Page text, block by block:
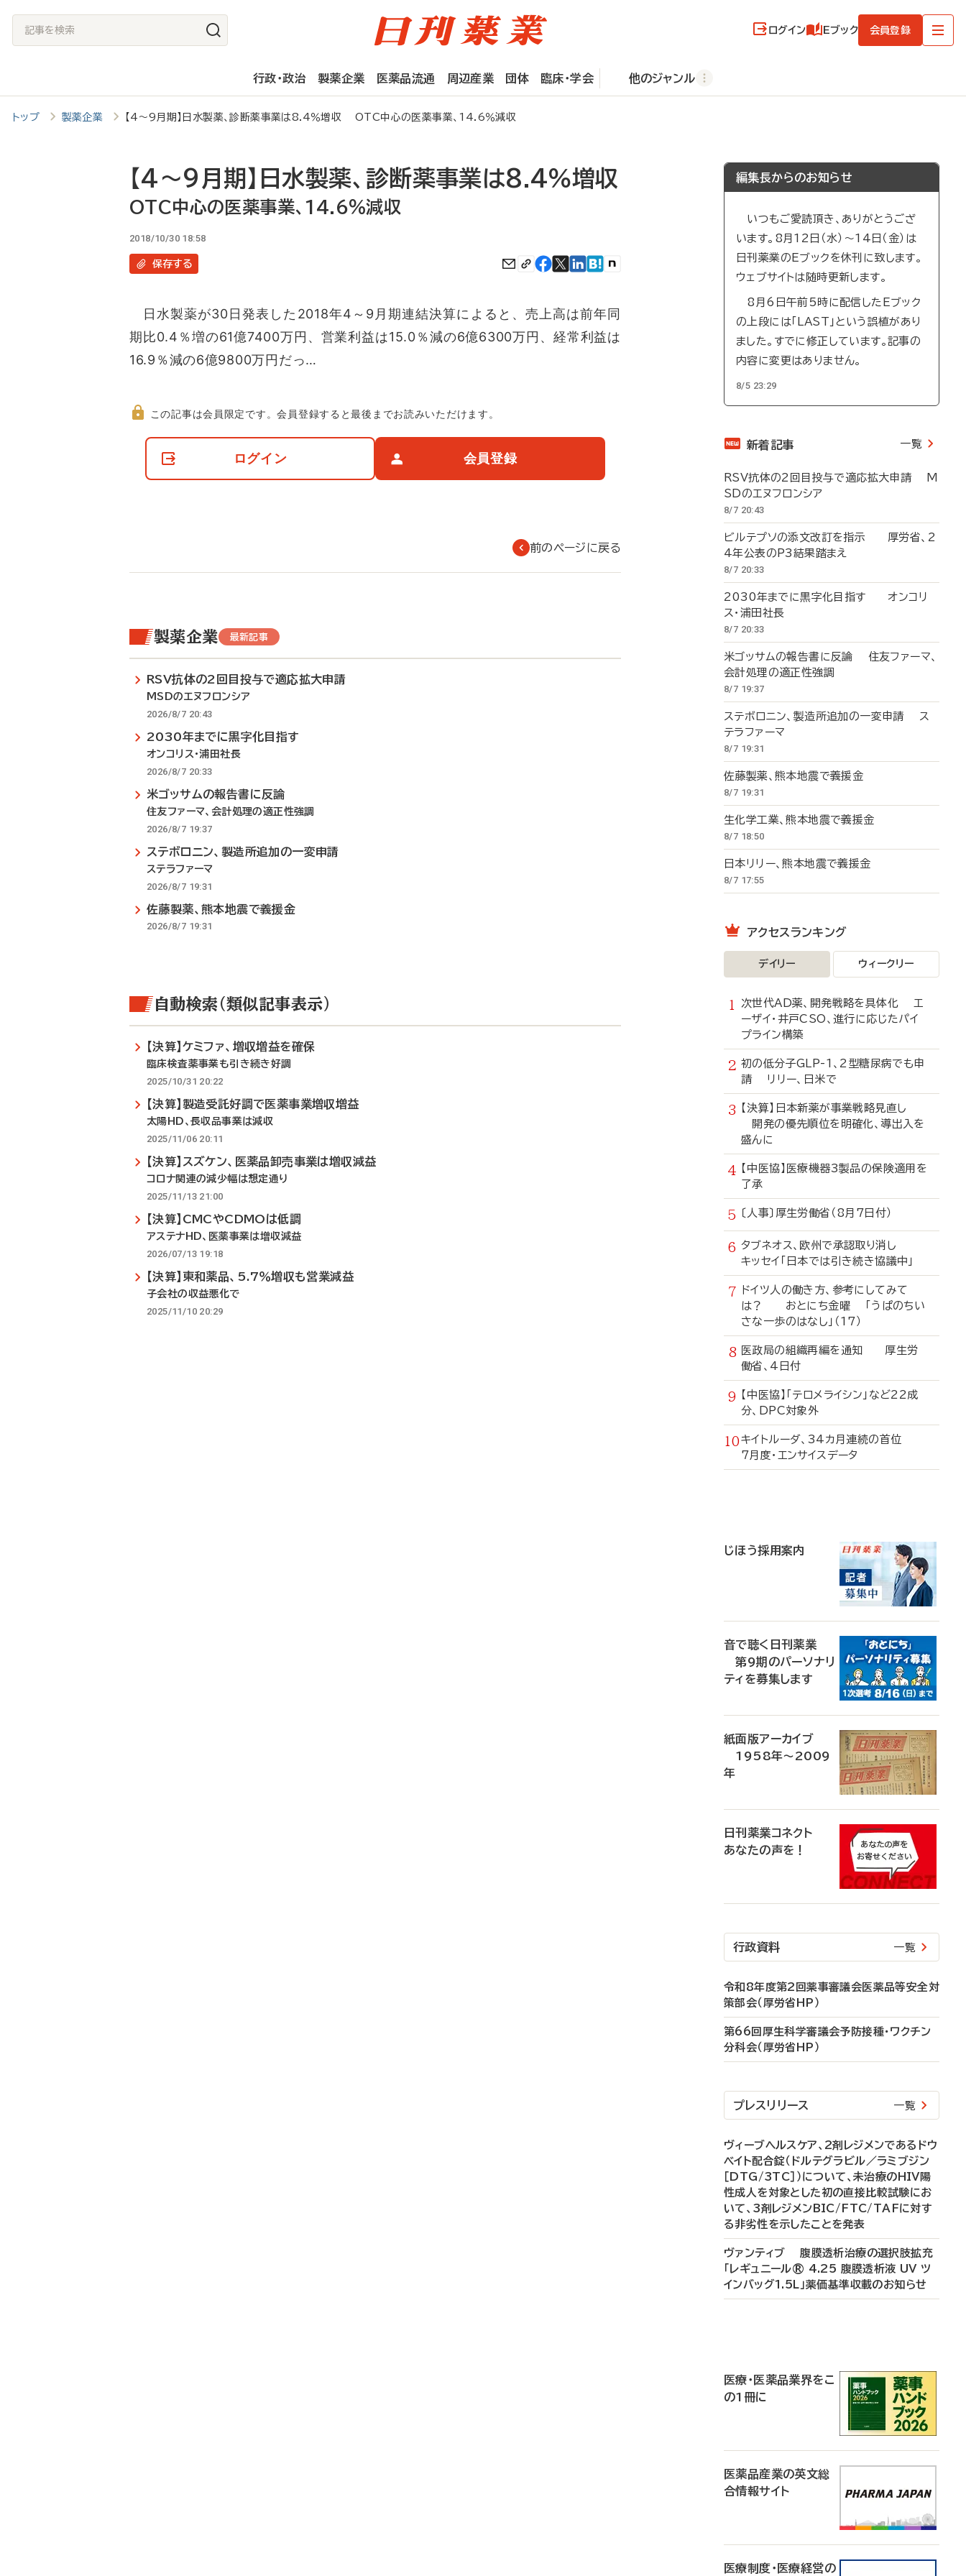
記
事
検
索
ログイン Eブック 会員登録
行政・政治 製薬企業 医薬品流通 周辺産業 団体 臨床・学会 他のジャンル
トップ 製薬企業 【4～9月期】日水製薬、診断薬事業は8.4％増収 OTC中心の医薬事業、14.6％減収
【4～9月期】日水製薬、診断薬事業は8.4％増収
OTC中心の医薬事業、14.6％減収
2018/10/30 18:58
保存する
日水製薬が30日発表した2018年4～9月期連結決算によると、売上高は前年同
期比0.4％増の61億7400万円、営業利益は15.0％減の6億6300万円、経常利益は
16.9％減の6億9800万円だっ…
て
この記事は会員限定です。会員登録すると最後までお読みいただけます。
ログイン 会員登録
前のページに戻る
製薬企業 最新記事
RSV抗体の2回目投与で適応拡大申請
MSDのエヌフロンシア
2026/8/7 20:43
2030年までに黒字化目指す
オンコリス・浦田社長
2026/8/7 20:33
米ゴッサムの報告書に反論
住友ファーマ、会計処理の適正性強調
2026/8/7 19:37
ステボロニン、製造所追加の一変申請
ステラファーマ
2026/8/7 19:31
佐藤製薬、熊本地震で義援金
2026/8/7 19:31
自動検索（類似記事表示）
【決算】ケミファ、増収増益を確保
臨床検査薬事業も引き続き好調
2025/10/31 20:22
【決算】製造受託好調で医薬事業増収増益
太陽HD、長収品事業は減収
2025/11/06 20:11
【決算】スズケン、医薬品卸売事業は増収減益
コロナ関連の減少幅は想定通り
2025/11/13 21:00
【決算】CMCやCDMOは低調
アステナHD、医薬事業は増収減益
2026/07/13 19:18
【決算】東和薬品、5.7％増収も営業減益
子会社の収益悪化で
2025/11/10 20:29
編集長からのお知らせ
いつもご愛読頂き、ありがとうござ
います。8月12日（水）～14日（金）は
日刊薬業のEブックを休刊に致します。
ウェブサイトは随時更新します。
8月6日午前5時に配信したEブック
の上段には「LAST」という誤植があり
ました。すでに修正しています。記事の
内容に変更はありません。
8/5 23:29
新着記事 一覧
RSV抗体の2回目投与で適応拡大申請 M
SDのエヌフロンシア
8/7 20:43
ビルテプソの添文改訂を指示 厚労省、2
4年公表のP3結果踏まえ
8/7 20:33
2030年までに黒字化目指す オンコリ
ス・浦田社長
8/7 20:33
米ゴッサムの報告書に反論 住友ファーマ、
会計処理の適正性強調
8/7 19:37
ステボロニン、製造所追加の一変申請 ス
テラファーマ
8/7 19:31
佐藤製薬、熊本地震で義援金
8/7 19:31
生化学工業、熊本地震で義援金
8/7 18:50
日本リリー、熊本地震で義援金
8/7 17:55
アクセスランキング
デイリー ウィークリー
次世代AD薬、開発戦略を具体化 エ
ーザイ・井戸CSO、進行に応じたパイ
プライン構築
初の低分子GLP-1、2型糖尿病でも申
請 リリー、日米で
【決算】日本新薬が事業戦略見直し
開発の優先順位を明確化、導出入を
盛んに
【中医協】医療機器3製品の保険適用を
了承
〔人事〕厚生労働省（8月7日付）
タブネオス、欧州で承認取り消し
キッセイ「日本では引き続き協議中」
ドイツ人の働き方、参考にしてみて
は？ おとにち金曜 「うぱのちい
さな一歩のはなし」（17）
医政局の組織再編を通知 厚生労
働省、4日付
【中医協】「テロメライシン」など22成
分、DPC対象外
キイトルーダ、34カ月連続の首位
7月度・エンサイスデータ
じほう採用案内
音で聴く日刊薬業
第9期のパーソナリ
ティを募集します
紙面版アーカイブ
1958年～2009
年
日刊薬業コネクト
あなたの声を！
行政資料 一覧
令和8年度第2回薬事審議会医薬品等安全対
策部会（厚労省HP）
第66回厚生科学審議会予防接種・ワクチン
分科会（厚労省HP）
プレスリリース 一覧
ヴィーブヘルスケア、2剤レジメンであるドウ
ベイト配合錠（ドルテグラビル／ラミブジン
［DTG/3TC］）について、未治療のHIV陽
性成人を対象とした初の直接比較試験にお
いて、3剤レジメンBIC/FTC/TAFに対す
る非劣性を示したことを発表
ヴァンティブ 腹膜透析治療の選択肢拡充
「レギュニール® 4.25 腹膜透析液 UV ツ
インバッグ1.5L」薬価基準収載のお知らせ
医療・医薬品業界をこ
の1冊に
医薬品産業の英文総
合情報サイト
医療制度・医療経営の